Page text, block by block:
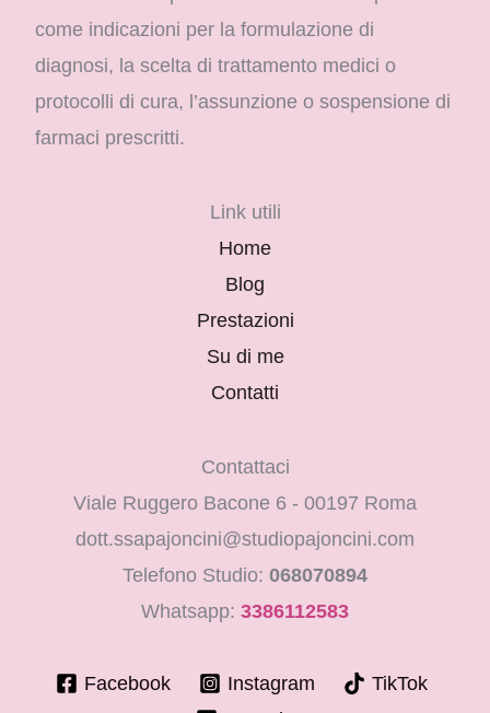
come indicazioni per la formulazione di
diagnosi, la scelta di trattamento medici o
protocolli di cura, l’assunzione o sospensione di
farmaci prescritti.
Link utili
Home
Blog
Prestazioni
Su di me
Contatti
Contattaci
Viale Ruggero Bacone 6 - 00197 Roma
dott.ssapajoncini@studiopajoncini.com
Telefono Studio: 068070894
Whatsapp: 3386112583
Facebook Instagram
TikTok